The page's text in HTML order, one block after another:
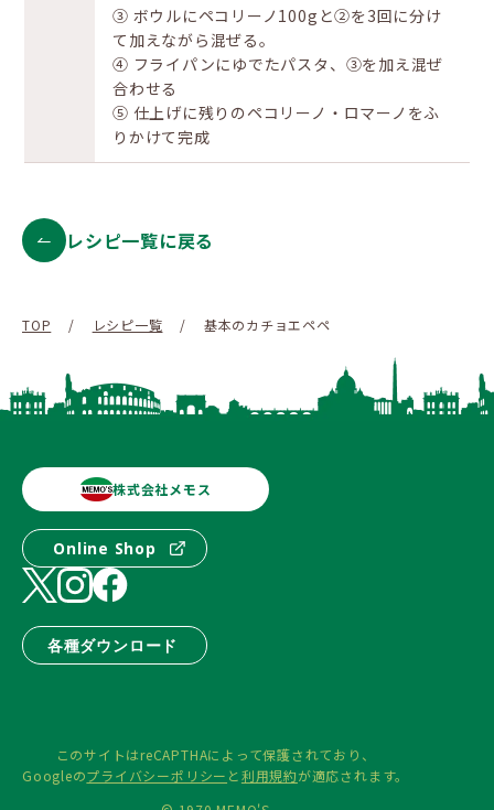
③ ボウルにペコリーノ100gと②を3回に分け
て加えながら混ぜる。
④ フライパンにゆでたパスタ、③を加え混ぜ
合わせる
⑤ 仕上げに残りのペコリーノ・ロマーノをふ
りかけて完成
レシピ一覧に戻る
TOP / レシピ一覧 / 基本のカチョエペペ
株式会社メモス
Online Shop
各種ダウンロード
このサイトはreCAPTHAによって保護されており、
Googleのプライバシーポリシー と利用規約が適応されます。